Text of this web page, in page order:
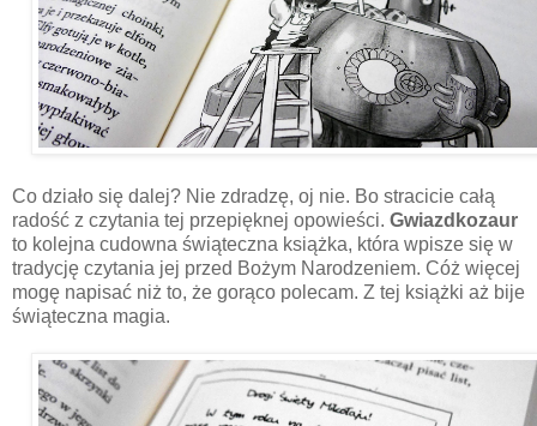
Co działo się dalej? Nie zdradzę, oj nie. Bo stracicie całą
radość z czytania tej przepięknej opowieści. Gwiazdkozaur
to kolejna cudowna świąteczna książka, która wpisze się w
tradycję czytania jej przed Bożym Narodzeniem. Cóż więcej
mogę napisać niż to, że gorąco polecam. Z tej książki aż bije
świąteczna magia.